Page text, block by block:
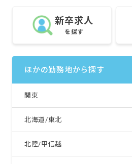
新卒求人
を探す
ほかの勤務地から探す
関東
北海道/東北
北陸/甲信越